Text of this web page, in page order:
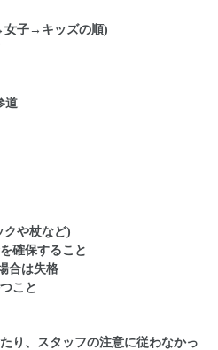
子→キッズの順)
道
クや杖など)
確保すること
合は失格
こと
り、スタッフの注意に従わなかっ